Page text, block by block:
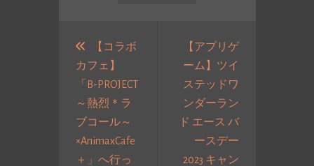
【コラボ
カフェ】
「B-PROJECT
～熱烈＊ラ
ブコール～
×AnimaxCafe
＋」へ行っ
【アプリゲ
ーム】ツイ
ステッドワ
ンダーラン
ド エース バ
ースデー
2023 キャン